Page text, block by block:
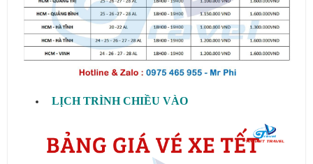
LỊCH TRÌNH CHIỀU VÀO